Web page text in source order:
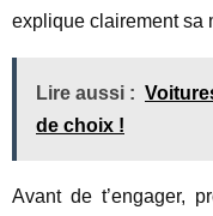
explique clairement sa
Lire aussi :
de choix !
Avant de t’engager,